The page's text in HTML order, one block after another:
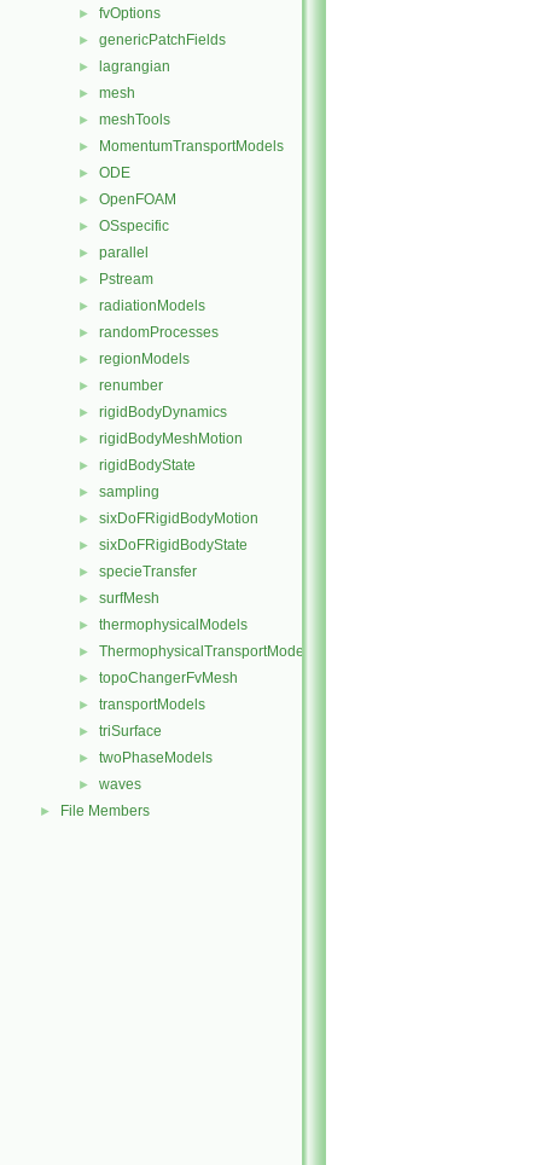
► fvOptions
► genericPatchFields
► lagrangian
► mesh
► meshTools
► MomentumTransportModels
► ODE
► OpenFOAM
► OSspecific
► parallel
► Pstream
► radiationModels
► randomProcesses
► regionModels
► renumber
► rigidBodyDynamics
► rigidBodyMeshMotion
► rigidBodyState
► sampling
► sixDoFRigidBodyMotion
► sixDoFRigidBodyState
► specieTransfer
► surfMesh
► thermophysicalModels
► ThermophysicalTransportModels
► topoChangerFvMesh
► transportModels
► triSurface
► twoPhaseModels
► waves
► File Members